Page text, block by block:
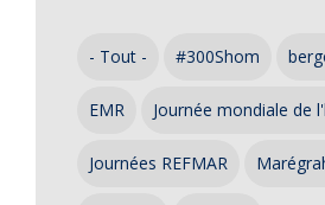
- Tout - #300Shom
EMR Journée mondiale de
Journées REFMAR